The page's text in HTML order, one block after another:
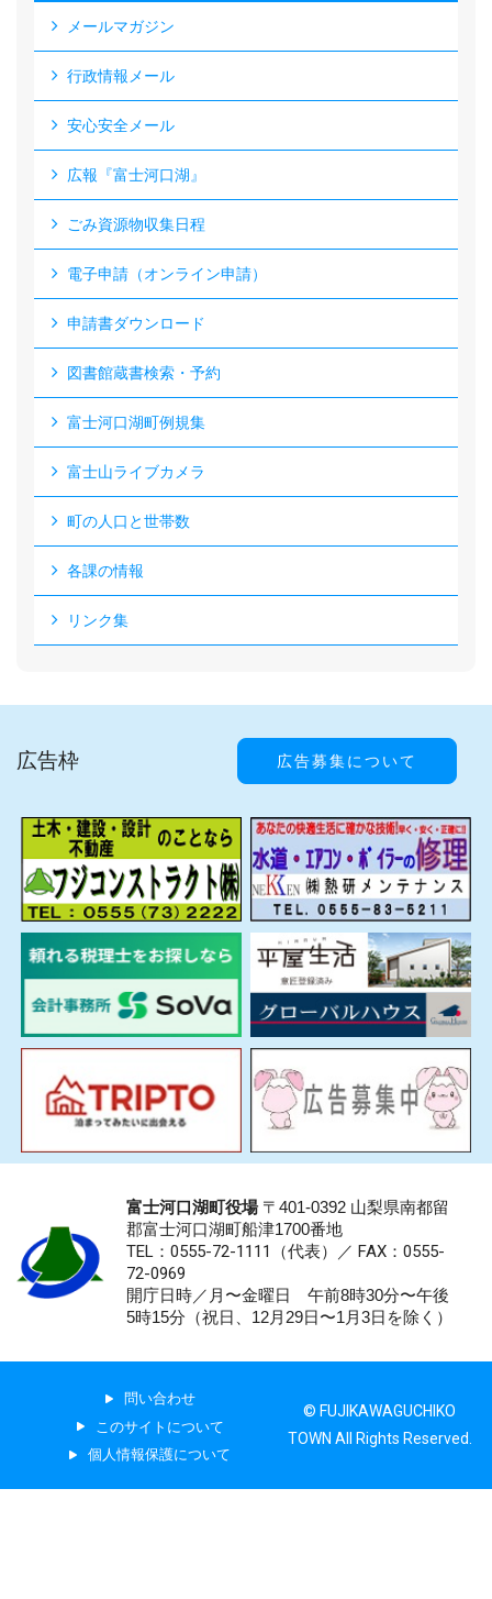
メールマガジン
行政情報メール
安心安全メール
広報『富士河口湖』
ごみ資源物収集日程
電子申請（オンライン申請）
申請書ダウンロード
図書館蔵書検索・予約
富士河口湖町例規集
富士山ライブカメラ
町の人口と世帯数
各課の情報
リンク集
広告枠 広告募集について
富士河口湖町役場〒401-0392 山梨県南都留
郡富士河口湖町船津1700番地
TEL：0555-72-1111 （代表）／ FAX：0555-
72-0969
開庁日時／月〜金曜日 午前8時30分〜午後
5時15分（祝日、12月29日〜1月3日を除く）
問い合わせ
このサイトについて
個人情報保護について
© FUJIKAWAGUCHIKO
TOWN All Rights Reserved.